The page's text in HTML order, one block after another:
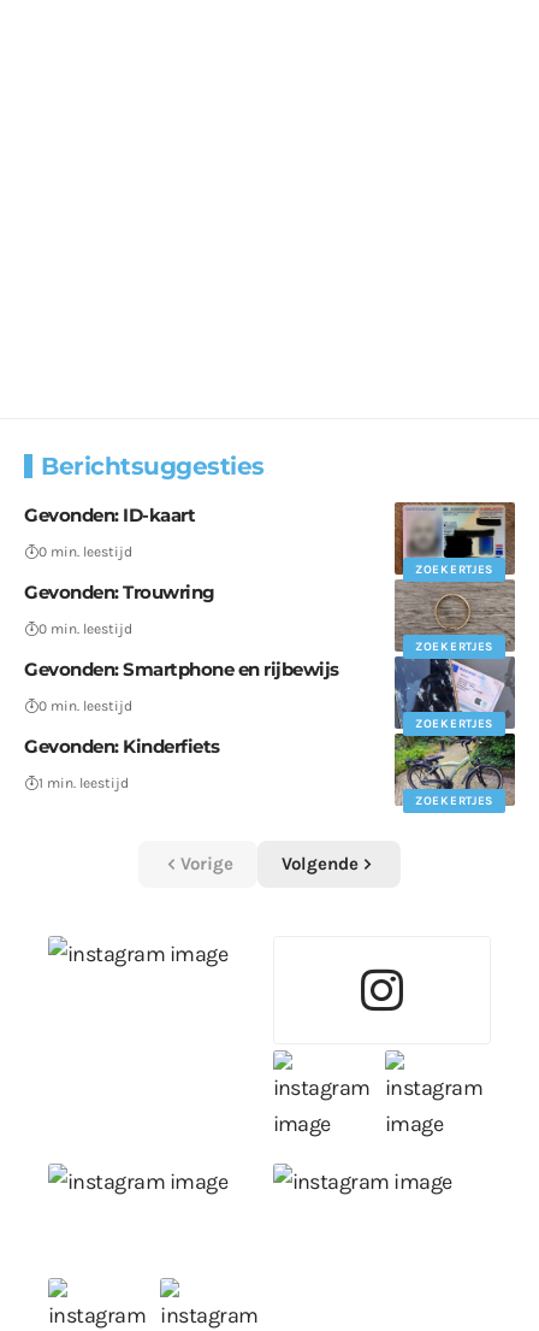
Berichtsuggesties
ZOEKERTJES
Gevonden: ID-kaart
0 min. leestijd
ZOEKERTJES
Gevonden: Trouwring
0 min. leestijd
ZOEKERTJES
Gevonden: Smartphone en rijbewijs
0 min. leestijd
ZOEKERTJES
Gevonden: Kinderfiets
1 min. leestijd
Vorige Volgende